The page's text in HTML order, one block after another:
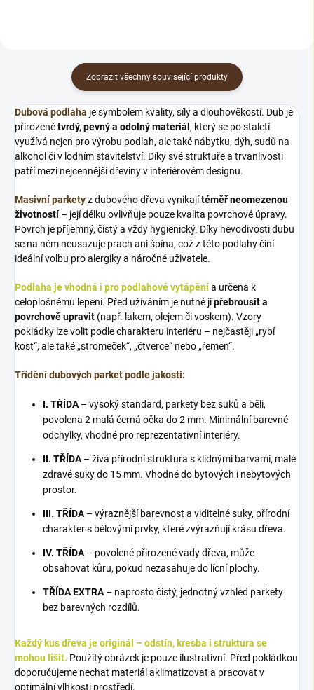
Zobrazit všechny související produkty
Dubová podlaha je symbolem kvality, síly a dlouhověkosti. Dub je
přirozenětvrdý, pevný a odolný materiál , který se po staletí
využívá nejen pro výrobu podlah, ale také nábytku, dýh, sudů na
alkohol či v lodním stavitelství. Díky své struktuře a trvanlivosti
patří mezi nejcennější dřeviny v interiérovém designu.
Masivní parketyz dubového dřeva vynikajítéměř neomezenou
životností– její délku ovlivňuje pouze kvalita povrchové úpravy.
Povrch je příjemný, čistý a vždy hygienický. Díky nevodivosti dubu
se na něm neusazuje prach ani špína, což z této podlahy činí
ideální volbu pro alergiky a náročné uživatele.
Podlaha je vhodná i pro podlahové vytápěnía určena k
celoplošnému lepení. Před užíváním je nutné jipřebrousit a
povrchově upravit (např. lakem, olejem či voskem). Vzory
pokládky lze volit podle charakteru interiéru – nejčastěji „rybí
kost“, ale také „stromeček“, „čtverce“ nebo „řemen“.
Třídění dubových parket podle jakosti:
I. TŘÍDA – vysoký standard, parkety bez suků a běli,
povolena 2 malá černá očka do 2 mm. Minimální barevné
odchylky, vhodné pro reprezentativní interiéry.
II. TŘÍDA – živá přírodní struktura s klidnými barvami, malé
zdravé suky do 15 mm. Vhodné do bytových i nebytových
prostor.
III. TŘÍDA – výraznější barevnost a viditelné suky, přírodní
charakter s bělovými prvky, které zvýrazňují krásu dřeva.
IV. TŘÍDA – povolené přirozené vady dřeva, může
obsahovat kůru, pokud nezasahuje do lícní plochy.
TŘÍDA EXTRA – naprosto čistý, jednotný vzhled parkety
bez barevných rozdílů.
Každý kus dřeva je originál – odstín, kresba i struktura se
mohou lišit. Použitý obrázek je pouze ilustrativní. Před pokládkou
doporučujeme nechat materiál aklimatizovat a pracovat v
optimální vlhkosti prostředí.